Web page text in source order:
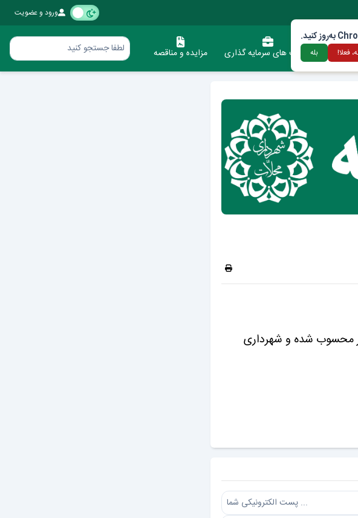
ورود و عضویت
شهرداری فرصت های سرمایه گذاری مزایده و مناقصه
معبر محسوب شده و شهرداری
فعلا! بله